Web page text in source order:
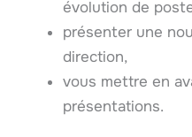
évolution de
présenter une
direction,
vous mettre en
présentations.